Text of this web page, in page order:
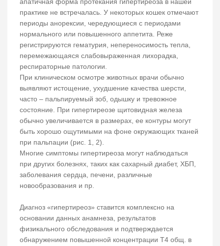
апатичная форма протекания гипертиреоза в нашей
практике не встречалась. У некоторых кошек отмечают
периоды анорексии, чередующиеся с периодами
нормального или повышенного аппетита. Реже
регистрируются гематурия, непереносимость тепла,
перемежающаяся слабовыраженная лихорадка,
респираторные патологии.
При клиническом осмотре животных врачи обычно
выявляют истощение, ухудшение качества шерсти,
часто – пальпируемый зоб, одышку и тревожное
состояние. При гипертиреозе щитовидная железа
обычно увеличивается в размерах, ее контуры могут
быть хорошо ощутимыми на фоне окружающих тканей
при пальпации (рис. 1, 2).
Многие симптомы гипертиреоза могут наблюдаться
при других болезнях, таких как сахарный диабет, ХБП,
заболевания сердца, печени, различные
новообразования и пр.
Диагноз «гипертиреоз» ставится комплексно на
основании данных анамнеза, результатов
физикального обследования и подтверждается
обнаружением повышенной концентрации Т4 общ. в